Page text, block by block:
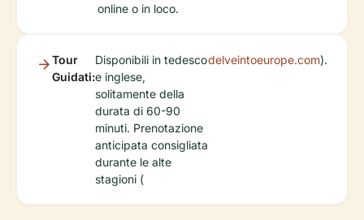
online o in loco.
Tour
Guidati:
Disponibili in tedesco
e inglese,
solitamente della
durata di 60-90
minuti. Prenotazione
anticipata consigliata
durante le alte
stagioni (
delveintoeurope.com).